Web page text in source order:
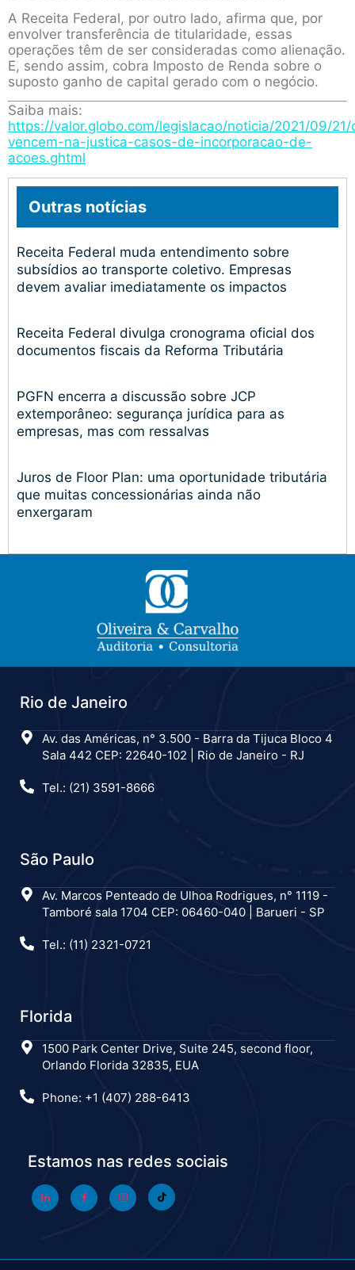
A Receita Federal, por outro lado, afirma que, por
envolver transferência de titularidade, essas
operações têm de ser consideradas como alienação.
E, sendo assim, cobra Imposto de Renda sobre o
suposto ganho de capital gerado com o negócio.
Saiba mais:
https://valor.globo.com/legislacao/noticia/2021/09/
vencem-na-justica-casos-de-incorporacao-de-
acoes.ghtml
Outras notícias
Receita Federal muda entendimento sobre
subsídios ao transporte coletivo. Empresas
devem avaliar imediatamente os impactos
Receita Federal divulga cronograma oficial dos
documentos fiscais da Reforma Tributária
PGFN encerra a discussão sobre JCP
extemporâneo: segurança jurídica para as
empresas, mas com ressalvas
Juros de Floor Plan: uma oportunidade tributária
que muitas concessionárias ainda não
enxergaram
Rio de Janeiro
Av. das Américas, n° 3.500 - Barra da Tijuca Bloco 4
Sala 442 CEP: 22640-102 | Rio de Janeiro - RJ
Tel.: (21) 3591-8666
São Paulo
Av. Marcos Penteado de Ulhoa Rodrigues, n° 1119 -
Tamboré sala 1704 CEP: 06460-040 | Barueri - SP
Tel.: (11) 2321-0721
Florida
1500 Park Center Drive, Suite 245, second floor,
Orlando Florida 32835, EUA
Phone: +1 (407) 288-6413
Estamos nas redes sociais